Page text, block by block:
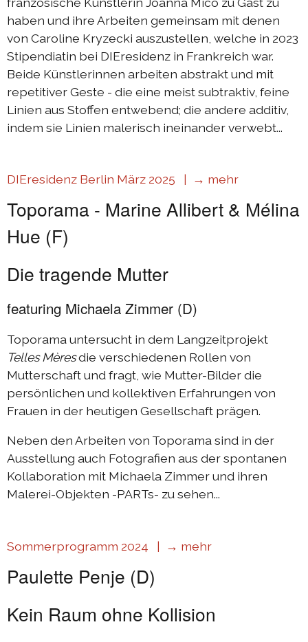
haben und ihre Arbeiten gemeinsam mit denen
von Caroline Kryzecki auszustellen, welche in 2023
Stipendiatin bei DIEresidenz in Frankreich war.
Beide Künstlerinnen arbeiten abstrakt und mit
repetitiver Geste - die eine meist subtraktiv, feine
Linien aus Stoffen entwebend; die andere additiv,
indem sie Linien malerisch ineinander verwebt...
DIEresidenz Berlin März 2025 | → mehr
Toporama - Marine Allibert & Mélina
Hue (F)
Die tragende Mutter
featuring Michaela Zimmer (D)
Toporama untersucht in dem Langzeitprojekt
Telles Mèresdie verschiedenen Rollen von
Mutterschaft und fragt, wie Mutter-Bilder die
persönlichen und kollektiven Erfahrungen von
Frauen in der heutigen Gesellschaft prägen.
Neben den Arbeiten von Toporama sind in der
Ausstellung auch Fotografien aus der spontanen
Kollaboration mit Michaela Zimmer und ihren
Malerei-Objekten -PARTs- zu sehen...
Sommerprogramm 2024 | → mehr
Paulette Penje (D)
Kein Raum ohne Kollision